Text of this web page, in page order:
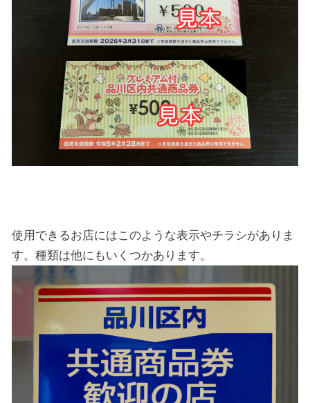
使用できるお店にはこのような表示やチラシがありま
す。種類は他にもいくつかあります。